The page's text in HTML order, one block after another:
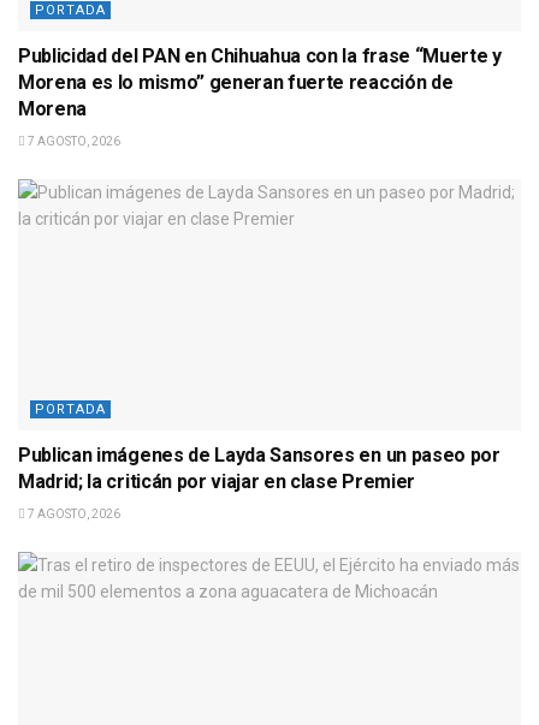
PORTADA
Publicidad del PAN en Chihuahua con la frase “Muerte y
Morena es lo mismo” generan fuerte reacción de
Morena
7 AGOSTO, 2026
PORTADA
Publican imágenes de Layda Sansores en un paseo por
Madrid; la criticán por viajar en clase Premier
7 AGOSTO, 2026